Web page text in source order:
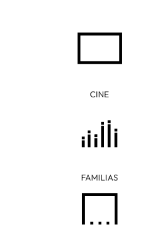
CINE
FAMILIAS